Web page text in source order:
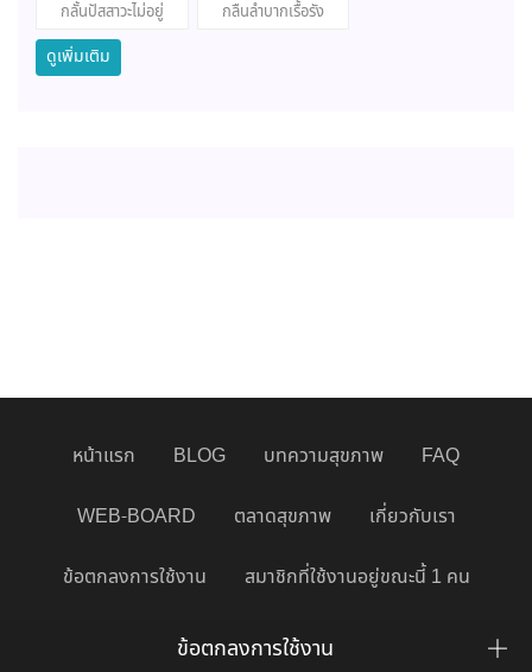
กลั้นปัสสาวะไม่อยู่
กลืนลำบากเรื้อรัง
ดูเพิ่มเติม
หน้าแรก BLOG บทความสุขภาพ FAQ
WEB-BOARD ตลาดสุขภาพ เกี่ยวกับเรา
ข้อตกลงการใช้งาน สมาชิกที่ใช้งานอยู่ขณะนี้ 1 คน
ข้อตกลงการใช้งาน